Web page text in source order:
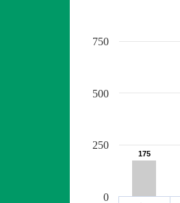
175
175
0
250
500
750